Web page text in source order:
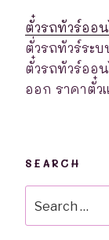
ตั๋วรถทัวร์ออ
ตั่วรถทัวร์ระ
ตั๋วรถทัวร์ออน
ออก ราคาตั๋ว
SEARCH
for: